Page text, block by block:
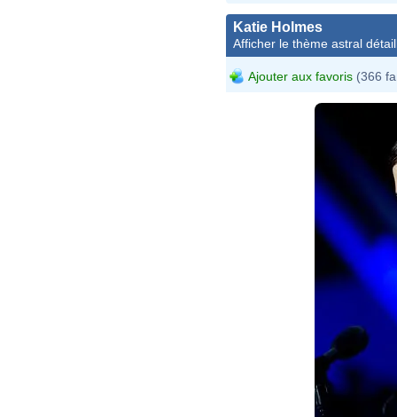
Katie Holmes
Afficher le thème astral
Ajouter aux favoris (366